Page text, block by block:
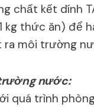
chất kết dính
kg thức ăn) để
môi trường
nước:
quá trình